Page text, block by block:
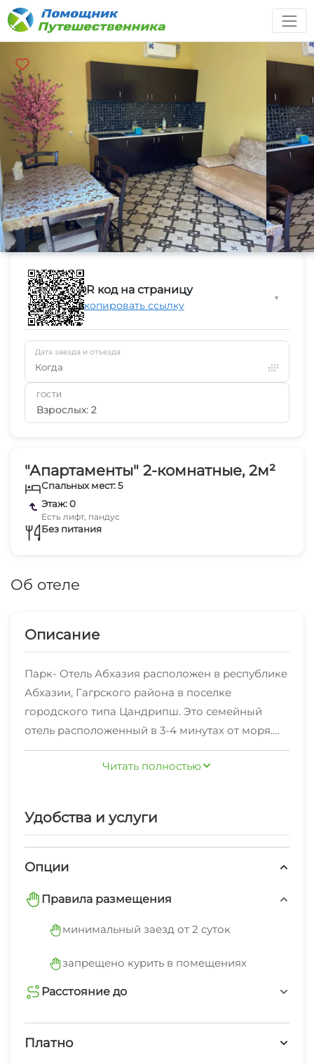
"Апартаменты" 2-комнатные, 2м²
Спальных мест: 5
Этаж: 0
Есть лифт, пандус
Без питания
Об отеле
Описание
Парк- Отель Абхазия расположен в республике
Абхазии, Гагрского района в поселке
городского типа Цандрипш. Это семейный
отель расположенный в 3-4 минутах от моря.
На территории отеля имеется стационарный
бассейн с подогревом 5 на 11 м, кафе столовая,
Площадь номерного фонда составляет от 20 до
Читать полностью
Удобства и услуги
Опции
Правила размещения
минимальный заезд от 2 суток
запрещено курить в помещениях
Расстояние до
магазин
Платно
QR код на страницу
Скопировать ссылку
▼
Дата заезда и отъезда
Когда
ГОСТИ
Взрослых: 2